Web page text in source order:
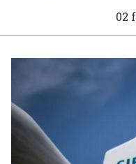
02